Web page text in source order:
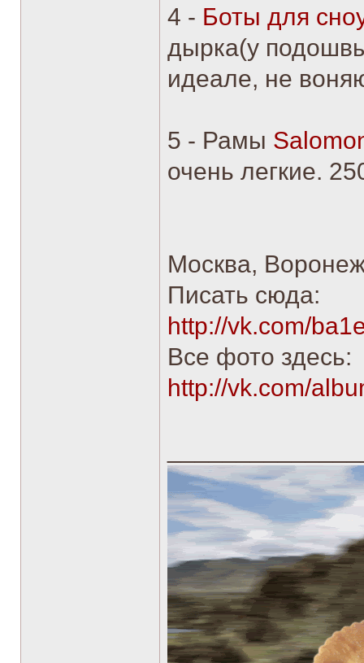
4 - Боты для
дырка(у
идеале, не
5 - Рамы
очень легкие.
Москва,
Писать сюда:
http://vk.com/
Все фото здесь:
http://vk.com/